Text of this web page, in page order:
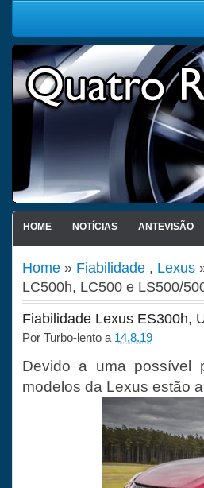
HOME NOTÍCIAS ANTEVISÃO
Home » Fiabilidade , Lexus
LC500h, LC500 e LS500/
Fiabilidade Lexus ES300h,
Por Turbo-lento a 14.8.19
Devido a uma possível
modelos da Lexus estão